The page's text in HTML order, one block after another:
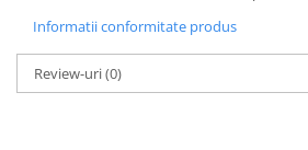
Informatii conformitate produs
Review-uri(0)